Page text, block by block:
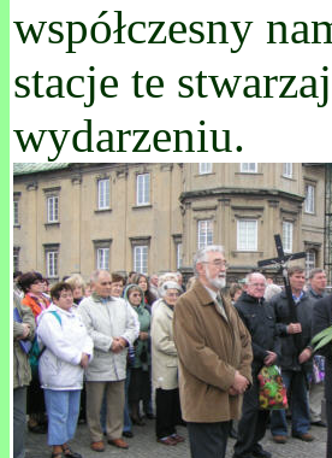
współczesny
stacje te
wydarzeniu.